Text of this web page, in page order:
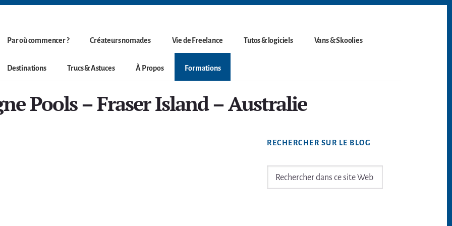
Par où commencer ? Créateurs nomades Vie de Freelance Tutos & logiciels Vans & Skoolies
Destinations Trucs & Astuces À Propos Formations
Pools – Fraser Island – Australie
latérale
principale
RECHERCHER SUR LE BLOG
Rechercher